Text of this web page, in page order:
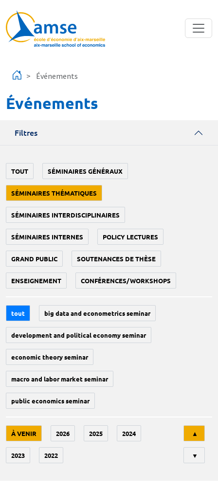
Événements
Événements
Filtres
TOUT SÉMINAIRES GÉNÉRAUX
SÉMINAIRES THÉMATIQUES
SÉMINAIRES INTERDISCIPLINAIRES
SÉMINAIRES INTERNES POLICY LECTURES
GRAND PUBLIC SOUTENANCES DE THÈSE
ENSEIGNEMENT CONFÉRENCES/WORKSHOPS
tout big data and econometrics seminar
development and political economy seminar
economic theory seminar
macro and labor market seminar
public economics seminar
À VENIR 2026 2025 2024
2023 2022
▲
▼